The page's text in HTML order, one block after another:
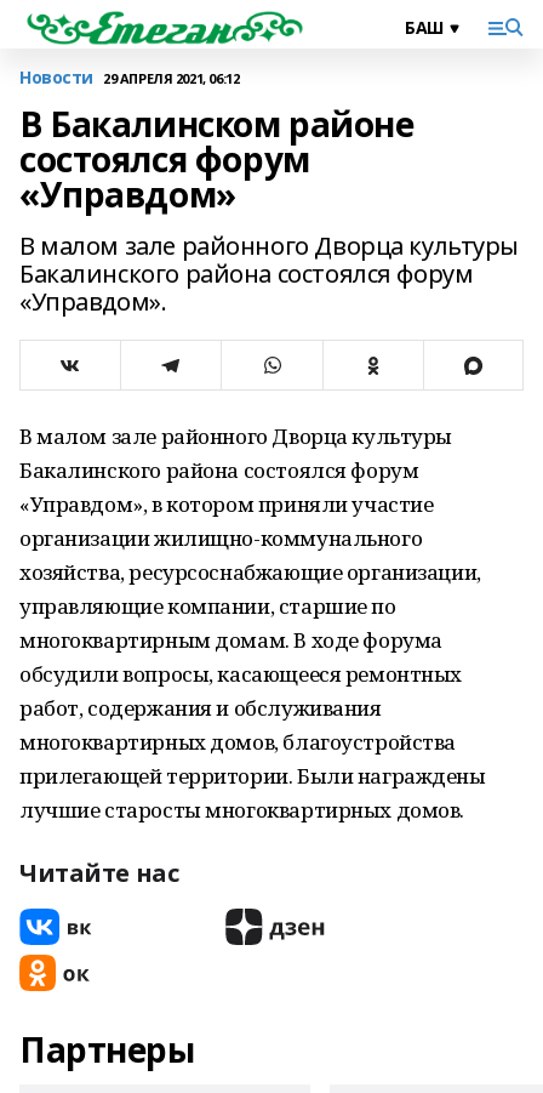
Новости 29 АПРЕЛЯ 2021, 06:12
В Бакалинском районе
состоялся форум
«Управдом»
В малом зале районного Дворца культуры
Бакалинского района состоялся форум
«Управдом».
В малом зале районного Дворца культуры
Бакалинского района состоялся форум
«Управдом», в котором приняли участие
организации жилищно-коммунального
хозяйства, ресурсоснабжающие организации,
управляющие компании, старшие по
многоквартирным домам. В ходе форума
обсудили вопросы, касающееся ремонтных
работ, содержания и обслуживания
многоквартирных домов, благоустройства
прилегающей территории. Были награждены
лучшие старосты многоквартирных домов.
Читайте нас
Партнеры